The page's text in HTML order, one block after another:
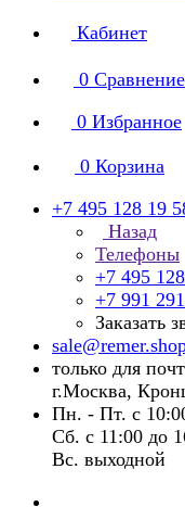
Кабинет
0 Сравнение
0 Избранное
0 Корзина
+7 495 128 19
Назад
Телефоны
+7 495
+7 991
Заказать
только для
г.Москва,
Пн. - Пт. с
Сб. с 11:00 до
Вс. выходной